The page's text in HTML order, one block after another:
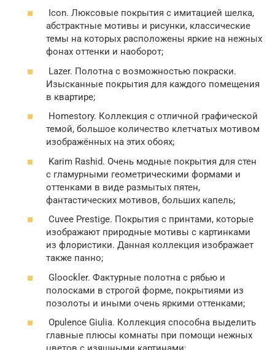
Icon. Люксовые покрытия с имитацией шелка,
абстрактные мотивы и рисунки, классические
темы на которых расположены яркие на нежных
фонах оттенки и наоборот;
Lazer. Полотна с возможностью покраски.
Изысканные покрытия для каждого помещения
в квартире;
Homestory. Коллекция с отличной графической
темой, большое количество клетчатых мотивом
изображённых на этих обоях;
Karim Rashid. Очень модные покрытия для стен
с гламурными геометрическими формами и
оттенками в виде размытых пятен,
фантастических мотивов, больших капель;
Cuvee Prestige. Покрытия с принтами, которые
изображают природные мотивы с картинками
из флористики. Данная коллекция изображает
также панно;
Gloockler. Фактурные полотна с рябью и
полосками в строгой форме, покрытиями из
позолоты и иными очень яркими оттенками;
Opulence Giulia. Коллекция способна выделить
главные плюсы комнаты при помощи нежных